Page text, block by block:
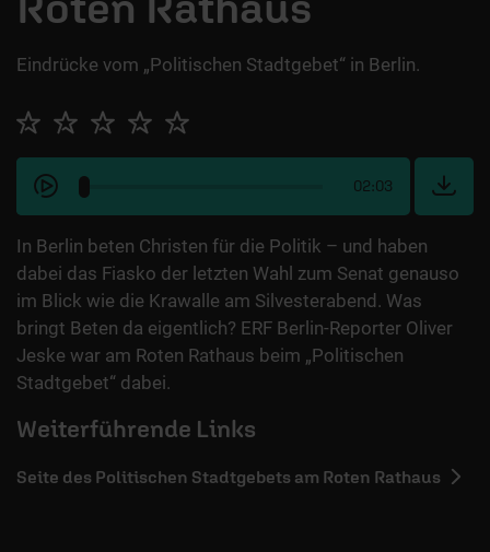
Eindrücke vom „Politischen Stadtgebet“ in Berlin.
02:03
In Berlin beten Christen für die Politik – und haben
dabei das Fiasko der letzten Wahl zum Senat genauso
im Blick wie die Krawalle am Silvesterabend. Was
bringt Beten da eigentlich? ERF Berlin-Reporter Oliver
Jeske war am Roten Rathaus beim „Politischen
Stadtgebet“ dabei.
Weiterführende Links
Seite des Politischen Stadtgebets am Roten Rathaus